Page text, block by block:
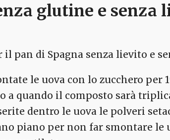
glutine e senza
il pan di Spagna senza lievito e
le uova con lo zucchero per
a quando il composto sarà
dentro le uova le polveri
piano per non far smontare le